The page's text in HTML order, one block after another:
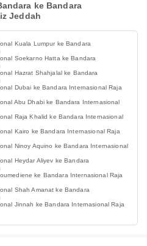
ke Bandara
Jeddah
Kuala Lumpur ke Bandara
Soekarno Hatta ke Bandara
Hazrat Shahjalal ke Bandara
Dubai ke Bandara Internasional Raja
Abu Dhabi ke Bandara Internasional
Raja Khalid ke Bandara Internasional
Kairo ke Bandara Internasional Raja
Ninoy Aquino ke Bandara Internasional
Heydar Aliyev ke Bandara
ke Bandara Internasional Raja
Shah Amanat ke Bandara
Jinnah ke Bandara Internasional Raja